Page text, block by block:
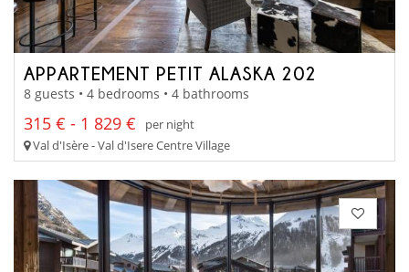
APPARTEMENT PETIT ALASKA 202
8 guests • 4 bedrooms • 4 bathrooms
315 € - 1 829 €
per night
Val d'Isère - Val d'Isere Centre Village